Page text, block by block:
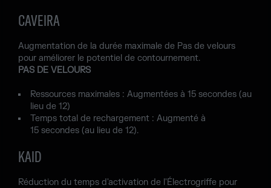
CAVEIRA
Augmentation de la durée maximale de Pas de velours
pour améliorer le potentiel de contournement.
PAS DE VELOURS
Ressources maximales : Augmentées à 15 secondes (au
lieu de 12)
Temps total de rechargement : Augmenté à
15 secondes (au lieu de 12).
KAID
Réduction du temps d'activation de l'Électrogriffe pour